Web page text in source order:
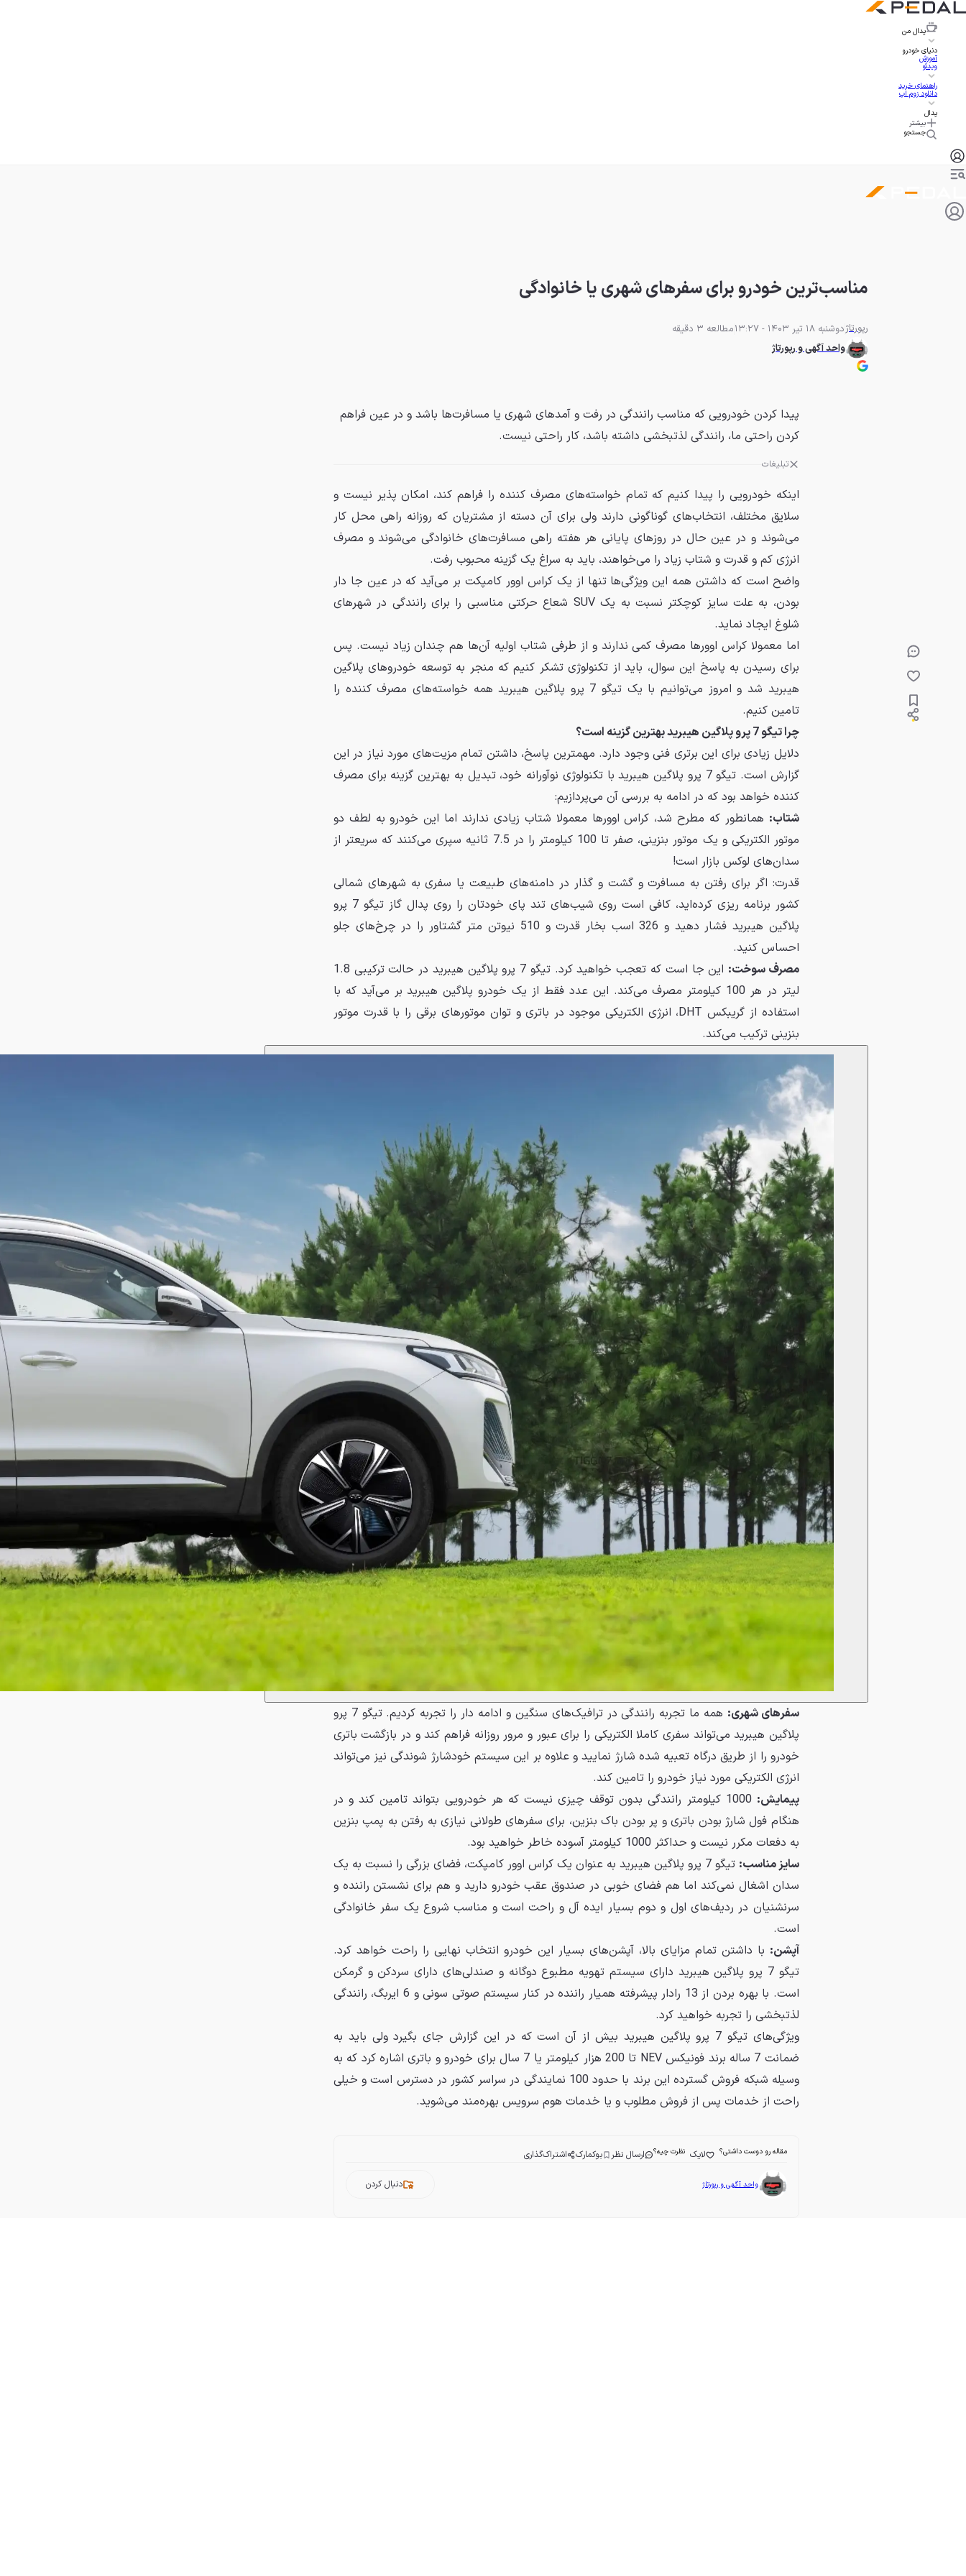
پدال من
دنیای خودرو
آموزش
ویدئو
راهنمای خرید
دانلود زوم اپ
پدال
بیشتر
جستجو
مناسب‌ترین خودرو برای سفرهای شهری یا خانوادگی
رپورتاژدوشنبه 18 تیر 1403 - 13:27
مطالعه 3 دقیقه
واحد آگهی و رپورتاژ
پیدا کردن خودرویی که مناسب رانندگی در رفت و آمدهای شهری یا مسافرت‌ها باشد و در عین فراهم
کردن راحتی ما، رانندگی لذتبخشی داشته باشد، کار راحتی نیست.
تبلیغات
اینکه خودرویی را پیدا کنیم که تمام خواسته‌های مصرف کننده را فراهم کند، امکان پذیر نیست و
سلایق مختلف، انتخاب‌های گوناگونی دارند ولی برای آن دسته از مشتریان که روزانه راهی محل کار
می‌شوند و در عین حال در روزهای پایانی هر هفته راهی مسافرت‌های خانوادگی می‌شوند و مصرف
انرژی کم و قدرت و شتاب زیاد را می‌خواهند، باید به سراغ یک گزینه محبوب رفت.
واضح است که داشتن همه این ویژگی‌ها تنها از یک کراس اوور کامپکت بر می‌آید که در عین جا دار
بودن، به علت سایز کوچکتر نسبت به یک SUV شعاع حرکتی مناسبی را برای رانندگی در شهرهای
شلوغ ایجاد نماید.
اما معمولا کراس اوورها مصرف کمی ندارند و از طرفی شتاب اولیه آن‌ها هم چندان زیاد نیست. پس
برای رسیدن به پاسخ این سوال، باید از تکنولوژی تشکر کنیم که منجر به توسعه خودروهای پلاگین
هیبرید شد و امروز می‌توانیم با یک تیگو 7 پرو پلاگین هیبرید همه خواسته‌های مصرف کننده را
تامین کنیم.
چرا تیگو 7 پرو پلاگین هیبرید بهترین گزینه است؟
دلایل زیادی برای این برتری فنی وجود دارد. مهمترین پاسخ، داشتن تمام مزیت‌های مورد نیاز در این
گزارش است. تیگو 7 پرو پلاگین هیبرید با تکنولوژی نوآورانه خود، تبدیل به بهترین گزینه برای مصرف
کننده خواهد بود که در ادامه به بررسی آن می‌پردازیم:
شتاب: همانطور که مطرح شد، کراس اوورها معمولا شتاب زیادی ندارند اما این خودرو به لطف دو
موتور الکتریکی و یک موتور بنزینی، صفر تا 100 کیلومتر را در 7.5 ثانیه سپری می‌کنند که سریعتر از
سدان‌های لوکس بازار است!
قدرت: اگر برای رفتن به مسافرت و گشت و گذار در دامنه‌های طبیعت یا سفری به شهرهای شمالی
کشور برنامه ریزی کرده‌اید، کافی است روی شیب‌های تند پای خودتان را روی پدال گاز تیگو 7 پرو
پلاگین هیبرید فشار دهید و 326 اسب بخار قدرت و 510 نیوتن متر گشتاور را در چرخ‌های جلو
احساس کنید.
مصرف سوخت:
این جا است که تعجب خواهید کرد. تیگو 7 پرو پلاگین هیبرید در حالت ترکیبی 1.8
لیتر در هر 100 کیلومتر مصرف می‌کند. این عدد فقط از یک خودرو پلاگین هیبرید بر می‌آید که با
استفاده از گریبکس DHT، انرژی الکتریکی موجود در باتری و توان موتورهای برقی را با قدرت موتور
بنزینی ترکیب می‌کند.
سفرهای شهری:
همه ما تجربه رانندگی در ترافیک‌های سنگین و ادامه دار را تجربه کردیم. تیگو 7 پرو
پلاگین هیبرید می‌تواند سفری کاملا الکتریکی را برای عبور و مرور روزانه فراهم کند و در بازگشت باتری
خودرو را از طریق درگاه تعبیه شده شارژ نمایید و علاوه بر این سیستم خودشارژ شوندگی نیز می‌تواند
انرژی الکتریکی مورد نیاز خودرو را تامین کند.
پیمایش:
1000 کیلومتر رانندگی بدون توقف چیزی نیست که هر خودرویی بتواند تامین کند و در
هنگام فول شارژ بودن باتری و پر بودن باک بنزین، برای سفرهای طولانی نیازی به رفتن به پمپ بنزین
به دفعات مکرر نیست و حداکثر 1000 کیلومتر آسوده خاطر خواهید بود.
سایز مناسب:
تیگو 7 پرو پلاگین هیبرید به عنوان یک کراس اوور کامپکت، فضای بزرگی را نسبت به یک
سدان اشغال نمی‌کند اما هم فضای خوبی در صندوق عقب خودرو دارید و هم برای نشستن راننده و
سرنشنیان در ردیف‌های اول و دوم بسیار ایده آل و راحت است و مناسب شروع یک سفر خانوادگی
است.
آپشن: با داشتن تمام مزایای بالا، آپشن‌های بسیار این خودرو انتخاب نهایی را راحت خواهد کرد.
تیگو 7 پرو پلاگین هیبرید دارای سیستم تهویه مطبوع دوگانه و صندلی‌های دارای سردکن و گرمکن
است. با بهره بردن از 13 رادار پیشرفته همیار راننده در کنار سیستم صوتی سونی و 6 ایربگ، رانندگی
لذتبخشی را تجربه خواهید کرد.
ویژگی‌های تیگو 7 پرو پلاگین هیبرید بیش از آن است که در این گزارش جای بگیرد ولی باید به
ضمانت 7 ساله برند فونیکس NEV تا 200 هزار کیلومتر یا 7 سال برای خودرو و باتری اشاره کرد که به
وسیله شبکه فروش گسترده این برند با حدود 100 نمایندگی در سراسر کشور در دسترس است و خیلی
راحت از خدمات پس از فروش مطلوب و یا خدمات هوم سرویس بهره‌مند می‌شوید.
مقاله رو دوست داشتی؟ لایک نظرت چیه؟ ارسال نظر بوکمارک اشتراک‌گذاری
واحد آگهی و رپورتاژ دنبال کردن